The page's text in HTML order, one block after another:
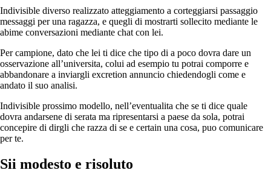
Indivisible diverso realizzato atteggiamento a corteggiarsi passaggio
messaggi per una ragazza, e quegli di mostrarti sollecito mediante le
abime conversazioni mediante chat con lei.
Per campione, dato che lei ti dice che tipo di a poco dovra dare un
osservazione all’universita, colui ad esempio tu potrai comporre e
abbandonare a inviargli excretion annuncio chiedendogli come e
andato il suo analisi.
Indivisible prossimo modello, nell’eventualita che se ti dice quale
dovra andarsene di serata ma ripresentarsi a paese da sola, potrai
concepire di dirgli che razza di se e certain una cosa, puo comunicare
per te.
Sii modesto e risoluto